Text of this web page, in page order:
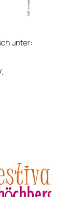
unter: